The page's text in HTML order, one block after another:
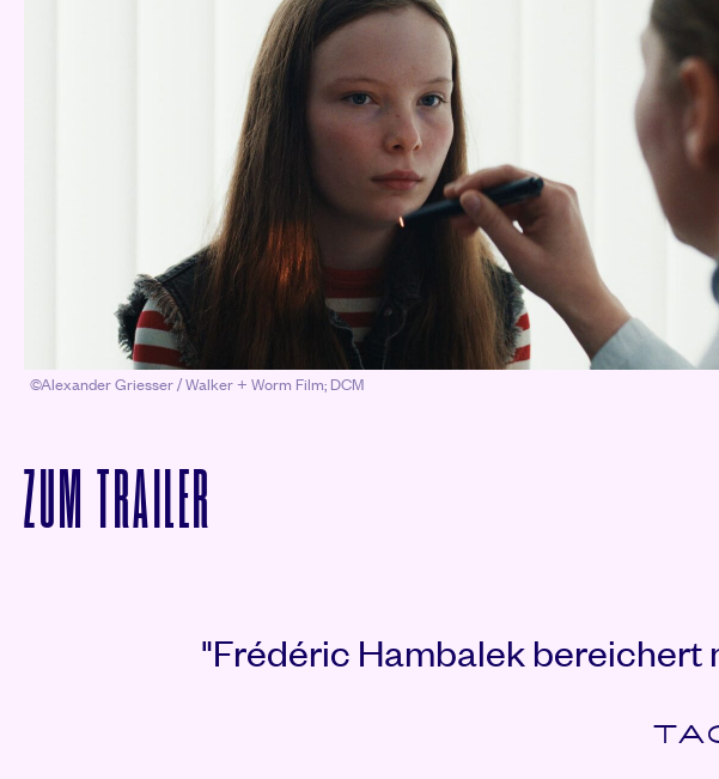
©Alexander Griesser / Walker + Worm Film; DCM
ZUMTRAILER
"Frédéric Hambalek bereichert